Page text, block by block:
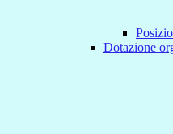
Dotazione